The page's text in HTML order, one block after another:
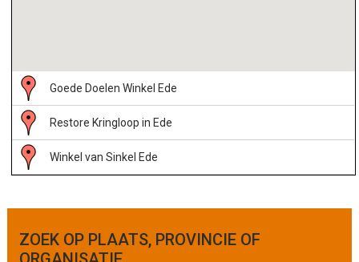
Goede Doelen Winkel Ede
Restore Kringloop in Ede
Winkel van Sinkel Ede
ZOEK OP PLAATS, PROVINCIE OF